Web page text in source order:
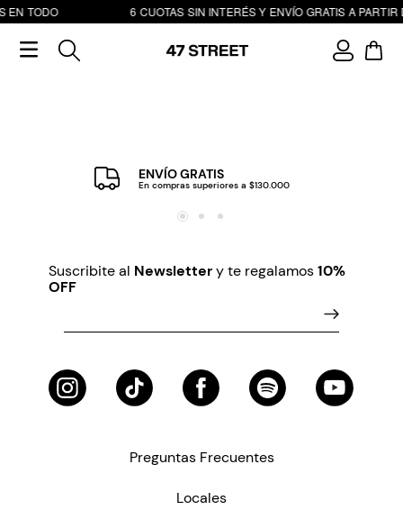
EN TODO 6 CUOTAS SIN INTERÉS Y ENVÍO GRATIS A PARTIR
ENVÍO GRATIS
En compras superiores a $130.000
Suscribite al Newslettery te regalamos10%
OFF
Preguntas Frecuentes
Locales